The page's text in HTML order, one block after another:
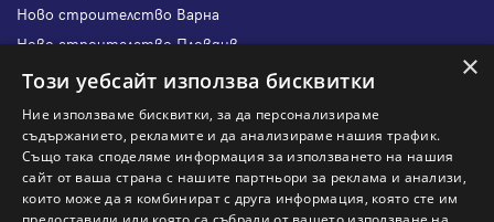
Ново строителство Варна
Ново строителство Пловдив
Ново строителство Бургас
Защо да отдам имот с Адрес?
Наши офиси
Кариери
×
Този уебсайт използва бисквитки
Ние използваме бисквитки, за да персонализираме
съдържанието, рекламите и да анализираме нашия трафик.
Също така споделяме информация за използването на нашия
сайт от ваша страна с нашите партньори за реклама и анализи,
които може да я комбинират с друга информация, която сте им